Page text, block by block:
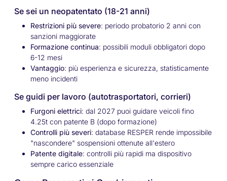
Se sei un neopatentato (18-21 anni)
Restrizioni più severe: periodo probatorio 2 anni con
sanzioni maggiorate
Formazione continua: possibili moduli obbligatori dopo
6-12 mesi
Vantaggio: più esperienza e sicurezza, statisticamente
meno incidenti
Se guidi per lavoro (autotrasportatori, corrieri)
Furgoni elettrici: dal 2027 puoi guidare veicoli fino
4.25t con patente B (dopo formazione)
Controlli più severi: database RESPER rende impossibile
"nascondere" sospensioni ottenute all'estero
Patente digitale: controlli più rapidi ma dispositivo
sempre carico essenziale